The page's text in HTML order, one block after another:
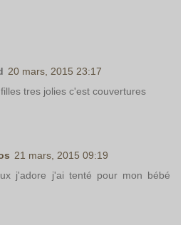
20 mars, 2015 23:17
tres jolies c'est couvertures
21 mars, 2015 09:19
j'adore j'ai tenté pour mon bébé